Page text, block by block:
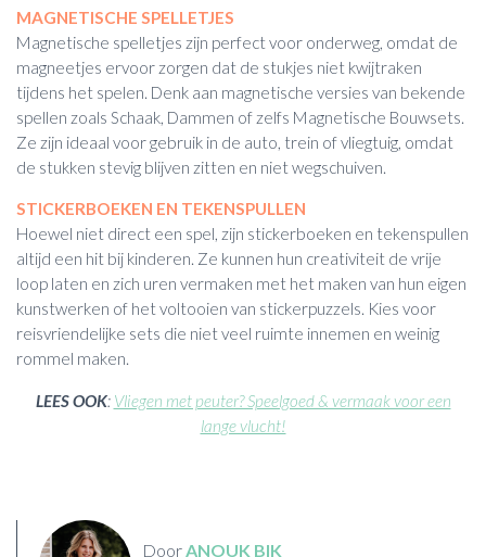
MAGNETISCHE SPELLETJES
Magnetische spelletjes zijn perfect voor onderweg, omdat de
magneetjes ervoor zorgen dat de stukjes niet kwijtraken
tijdens het spelen. Denk aan magnetische versies van bekende
spellen zoals Schaak, Dammen of zelfs Magnetische Bouwsets.
Ze zijn ideaal voor gebruik in de auto, trein of vliegtuig, omdat
de stukken stevig blijven zitten en niet wegschuiven.
STICKERBOEKEN EN TEKENSPULLEN
Hoewel niet direct een spel, zijn stickerboeken en tekenspullen
altijd een hit bij kinderen. Ze kunnen hun creativiteit de vrije
loop laten en zich uren vermaken met het maken van hun eigen
kunstwerken of het voltooien van stickerpuzzels. Kies voor
reisvriendelijke sets die niet veel ruimte innemen en weinig
rommel maken.
LEES OOK: Vliegen met peuter? Speelgoed & vermaak voor een
lange vlucht!
DoorANOUK BIK